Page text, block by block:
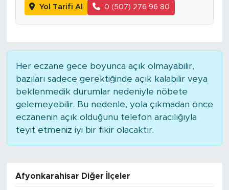
Yol Tarifi Al 0 (507) 276 96 80
Her eczane gece boyunca açık olmayabilir,
bazıları sadece gerektiğinde açık kalabilir veya
beklenmedik durumlar nedeniyle nöbete
gelemeyebilir. Bu nedenle, yola çıkmadan önce
eczanenin açık olduğunu telefon aracılığıyla
teyit etmeniz iyi bir fikir olacaktır.
Afyonkarahisar Diğer İlçeler
NOSTALJİ
DİNİ
POLİTİKA